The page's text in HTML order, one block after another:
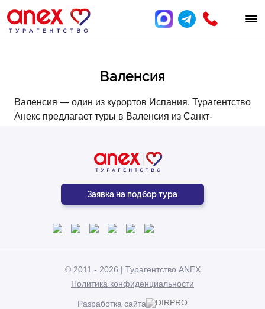
Валенсия
Валенсия — один из курортов Испания. Турагентство
Анекс предлагает туры в Валенсия из Санкт-
идеальный вариант — звоните:+7 (812) 250-53-01
Заявка на подбор тура
© 2011 - 2026 | Турагентство ANEX
Политика конфиденциальности
Разработка сайта